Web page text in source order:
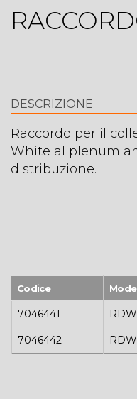
DESCRIZIONE
Raccordo per il
White al plenum
distribuzione.
Codice
7046441
7046442